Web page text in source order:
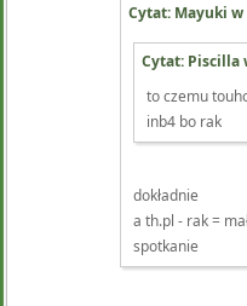
Cytat: Mayuki w
Cytat: Piscilla
to czemu
inb4 bo rak
dokładnie
a th.pl - rak =
spotkanie